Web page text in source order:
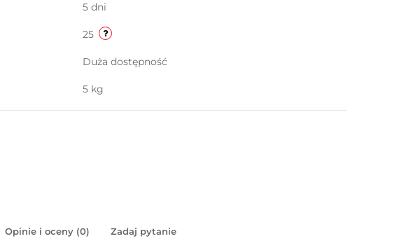
5 dni
25
Duża dostępność
5 kg
Opinie i oceny (0) Zadaj pytanie